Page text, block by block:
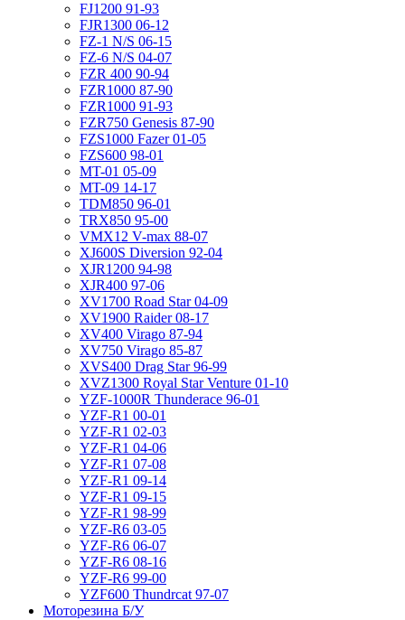
FJ1200 91-93
FJR1300 06-12
FZ-1 N/S 06-15
FZ-6 N/S 04-07
FZR 400 90-94
FZR1000 87-90
FZR1000 91-93
FZR750 Genesis 87-90
FZS1000 Fazer 01-05
FZS600 98-01
MT-01 05-09
MT-09 14-17
TDM850 96-01
TRX850 95-00
VMX12 V-max 88-07
XJ600S Diversion 92-04
XJR1200 94-98
XJR400 97-06
XV1700 Road Star 04-09
XV1900 Raider 08-17
XV400 Virago 87-94
XV750 Virago 85-87
XVS400 Drag Star 96-99
XVZ1300 Royal Star Venture 01-10
YZF-1000R Thunderace 96-01
YZF-R1 00-01
YZF-R1 02-03
YZF-R1 04-06
YZF-R1 07-08
YZF-R1 09-14
YZF-R1 09-15
YZF-R1 98-99
YZF-R6 03-05
YZF-R6 06-07
YZF-R6 08-16
YZF-R6 99-00
YZF600 Thundrcat 97-07
Моторезина Б/У